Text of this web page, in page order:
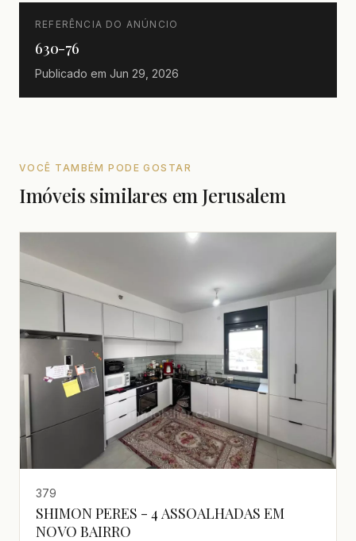
REFERÊNCIA DO ANÚNCIO
630-76
Publicado em Jun 29, 2026
VOCÊ TAMBÉM PODE GOSTAR
Imóveis similares em Jerusalem
379
SHIMON PERES - 4 ASSOALHADAS EM
NOVO BAIRRO